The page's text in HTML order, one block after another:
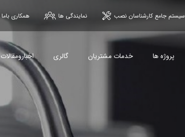
سیستم جامع کارشناسان نصب نمایندگی ها همکاری باما
پروژه ها خدمات مشتریان گالری اخبارومقالات